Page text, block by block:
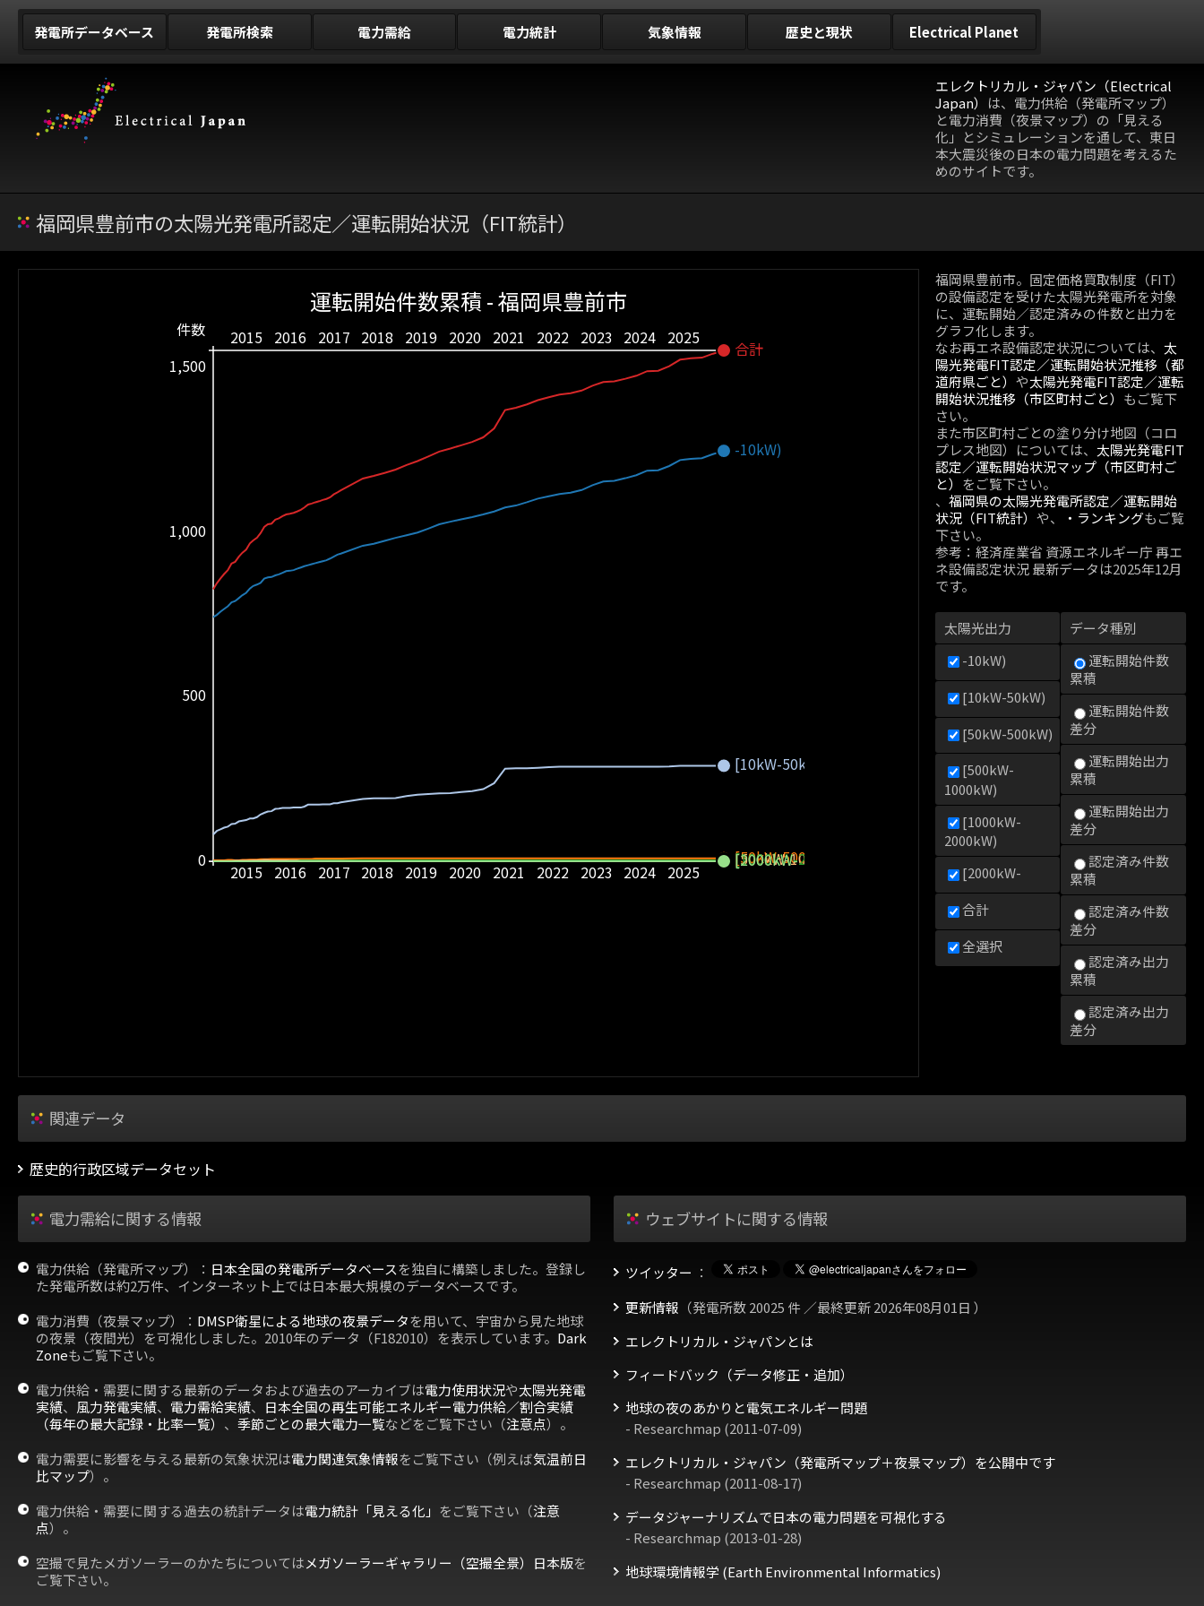
発電所データベース 発電所検索 電力需給 電力統計 気象情報 歴史と現状 Electrical Planet
エレクトリカル・ジャパン（Electrical
Japan） は、電力供給（発電所マップ）
と電力消費（夜景マップ）の「見える
化」とシミュレーションを通して、東日
本大震災後の日本の電力問題を考えるた
めのサイトです。
福岡県豊前市の太陽光発電所認定／運転開始状況（FIT統計）
2015 2016 2017 2018 2019 2020 2021 2022 2023 2024 2025
2015 2016 2017 2018 2019 2020 2021 2022 2023 2024 2025
0
500
1,000
1,500
件数
運転開始件数累積 - 福岡県豊前市
-10kW)
[10kW-50kW)
[50kW-500kW)
[500kW-1000kW)
[1000kW-2000kW)
[2000kW-
合計
福岡県豊前市。固定価格買取制度（FIT）
の設備認定を受けた太陽光発電所を対象
に、運転開始／認定済みの件数と出力を
グラフ化します。
なお再エネ設備認定状況については、 太
陽光発電FIT認定／運転開始状況推移（都
道府県ごと） や太陽光発電FIT認定／運転
開始状況推移（市区町村ごと） もご覧下
さい。
また市区町村ごとの塗り分け地図（コロ
プレス地図）については、 太陽光発電FIT
認定／運転開始状況マップ（市区町村ご
と） をご覧下さい。
、 福岡県の太陽光発電所認定／運転開始
状況（FIT統計） や、 ・ランキングもご覧
下さい。
参考：経済産業省 資源エネルギー庁 再エ
ネ設備認定状況 最新データは2025年12月
です。
太陽光出力
-10kW)
[10kW-50kW)
[50kW-500kW)
[500kW-
1000kW)
[1000kW-
2000kW)
[2000kW-
合計
全選択
データ種別
運転開始件数
累積
運転開始件数
差分
運転開始出力
累積
運転開始出力
差分
認定済み件数
累積
認定済み件数
差分
認定済み出力
累積
認定済み出力
差分
関連データ
歴史的行政区域データセット
電力需給に関する情報
電力供給（発電所マップ）： 日本全国の発電所データベースを独自に構築しました。登録し
た発電所数は約2万件、インターネット上では日本最大規模のデータベースです。
電力消費（夜景マップ）： DMSP衛星による地球の夜景データを用いて、宇宙から見た地球
の夜景（夜間光）を可視化しました。2010年のデータ（F182010）を表示しています。 Dark
Zoneもご覧下さい。
電力供給・需要に関する最新のデータおよび過去のアーカイブは電力使用状況や太陽光発電
実績、 風力発電実績、 電力需給実績、 日本全国の再生可能エネルギー電力供給／割合実績
（毎年の最大記録・比率一覧） 、 季節ごとの最大電力一覧などをご覧下さい（注意点）。
電力需要に影響を与える最新の気象状況は電力関連気象情報をご覧下さい（例えば気温前日
比マップ）。
電力供給・需要に関する過去の統計データは電力統計「見える化」 をご覧下さい（注意
点）。
空撮で見たメガソーラーのかたちについてはメガソーラーギャラリー（空撮全景）日本版を
ご覧下さい。
ウェブサイトに関する情報
ツイッター ：
更新情報 （発電所数 20025 件 ／最終更新 2026年08月01日 ）
エレクトリカル・ジャパンとは
フィードバック（データ修正・追加）
地球の夜のあかりと電気エネルギー問題
- Researchmap (2011-07-09)
エレクトリカル・ジャパン（発電所マップ＋夜景マップ）を公開中です
- Researchmap (2011-08-17)
データジャーナリズムで日本の電力問題を可視化する
- Researchmap (2013-01-28)
地球環境情報学 (Earth Environmental Informatics)